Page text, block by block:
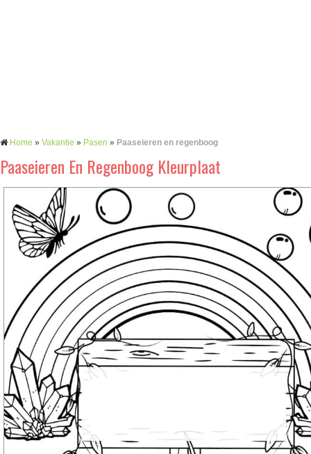
Home » Vakantie » Pasen » Paaseieren en regenboog
Paaseieren En Regenboog Kleurplaat